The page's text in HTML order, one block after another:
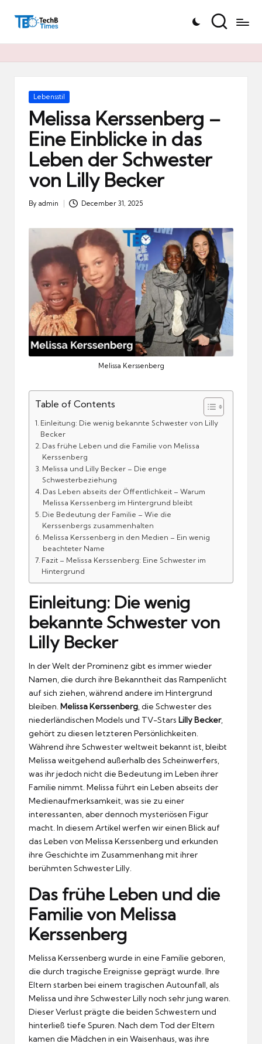
T
h
Posted
Lebensstil
Melissa Kerssenberg –
Eine Einblicke in das
Leben der Schwester
von Lilly Becker
Posted
By admin December 31, 2025
Melissa Kerssenberg
Table of Contents
Einleitung: Die wenig bekannte Schwester von Lilly
Becker
Das frühe Leben und die Familie von Melissa
Kerssenberg
Melissa und Lilly Becker – Die enge
Schwesterbeziehung
Das Leben abseits der Öffentlichkeit – Warum
Melissa Kerssenberg im Hintergrund bleibt
Die Bedeutung der Familie – Wie die
Kerssenbergs zusammenhalten
Melissa Kerssenberg in den Medien – Ein wenig
beachteter Name
Fazit – Melissa Kerssenberg: Eine Schwester im
Hintergrund
Einleitung: Die wenig
bekannte Schwester von
Lilly Becker
In der Welt der Prominenz gibt es immer wieder
Namen, die durch ihre Bekanntheit das Rampenlicht
auf sich ziehen, während andere im Hintergrund
bleiben. Melissa Kerssenberg , die Schwester des
niederländischen Models und TV-Stars Lilly Becker,
gehört zu diesen letzteren Persönlichkeiten.
Während ihre Schwester weltweit bekannt ist, bleibt
Melissa weitgehend außerhalb des Scheinwerfers,
was ihr jedoch nicht die Bedeutung im Leben ihrer
Familie nimmt. Melissa führt ein Leben abseits der
Medienaufmerksamkeit, was sie zu einer
interessanten, aber dennoch mysteriösen Figur
macht. In diesem Artikel werfen wir einen Blick auf
das Leben von Melissa Kerssenberg und erkunden
ihre Geschichte im Zusammenhang mit ihrer
berühmten Schwester Lilly.
Das frühe Leben und die
Familie von Melissa
Kerssenberg
Melissa Kerssenberg wurde in eine Familie geboren,
die durch tragische Ereignisse geprägt wurde. Ihre
Eltern starben bei einem tragischen Autounfall, als
Melissa und ihre Schwester Lilly noch sehr jung waren.
Dieser Verlust prägte die beiden Schwestern und
hinterließ tiefe Spuren. Nach dem Tod der Eltern
kamen die Mädchen in ein Waisenhaus, was ihre